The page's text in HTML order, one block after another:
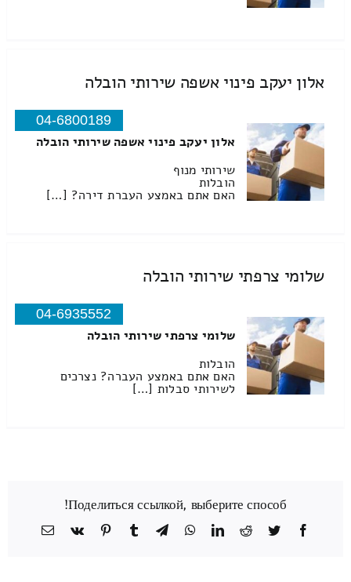
אלון יעקב פינוי אשפה שירותי הובלה
04-6800189
אלון יעקב פינוי אשפה שירותי הובלה
שירותי מנוף
הובלות
האם אתם באמצע העברת דירה? […]
שלומי צרפתי שירותי הובלה
04-6935552
שלומי צרפתי שירותי הובלה
הובלות
האם אתם באמצע העברה? נצרכים
לשירותי סבלות […]
Поделиться ссылкой, выберите способ!
Facebook
Twitter
Reddit
LinkedIn
WhatsApp
Telegram
Tumblr
Pinterest
Vk
כתובת